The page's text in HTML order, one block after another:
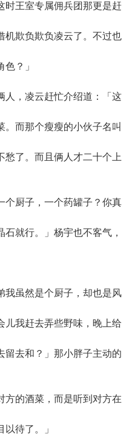
时王室专属佣兵团那更是赶
机欺负欺负凌云了。不过也
？」
，凌云赶忙介绍道：「这
。而那个瘦瘦的小伙子名叫
愁了。而且俩人才二十个上
厨子，一个药罐子？你真
就行。」杨宇也不客气，
虽然是个厨子，却也是风
儿我赶去弄些野味，晚上给
留去和？」那小胖子主动的
的酒菜，而是听到对方在
待了。」